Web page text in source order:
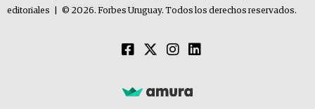
editoriales
© 2026. Forbes Uruguay. Todos los derechos reservados.